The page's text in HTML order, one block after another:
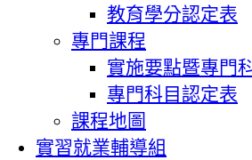
教育學分認定表
專門課程
實施要點暨專門
專門科目認定表
課程地圖
實習就業輔導組